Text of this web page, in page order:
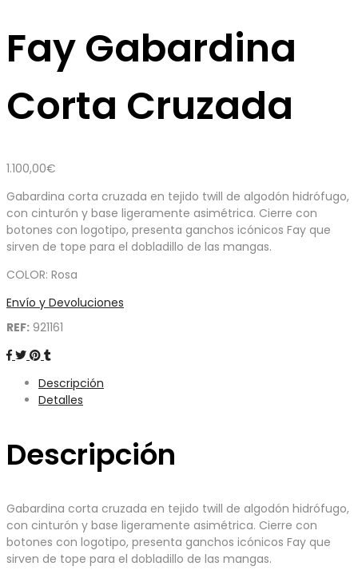
Fay Gabardina
Corta Cruzada
1.100,00€
Gabardina corta cruzada en tejido twill de algodón hidrófugo,
con cinturón y base ligeramente asimétrica. Cierre con
botones con logotipo, presenta ganchos icónicos Fay que
sirven de tope para el dobladillo de las mangas.
COLOR: Rosa
Envío y Devoluciones
REF: 921161
Descripción
Detalles
Descripción
Gabardina corta cruzada en tejido twill de algodón hidrófugo,
con cinturón y base ligeramente asimétrica. Cierre con
botones con logotipo, presenta ganchos icónicos Fay que
sirven de tope para el dobladillo de las mangas.